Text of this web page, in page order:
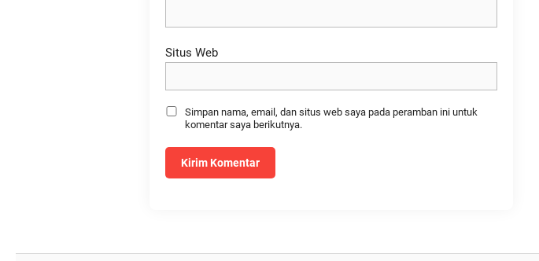
Situs Web
Simpan nama, email, dan situs web saya pada peramban ini untuk
komentar saya berikutnya.